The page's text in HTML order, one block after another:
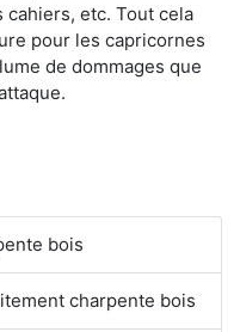
cahiers, etc. Tout cela
pour les capricornes
de dommages que
bois
charpente bois